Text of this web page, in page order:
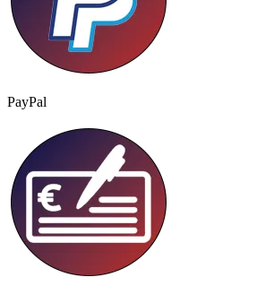
PayPal